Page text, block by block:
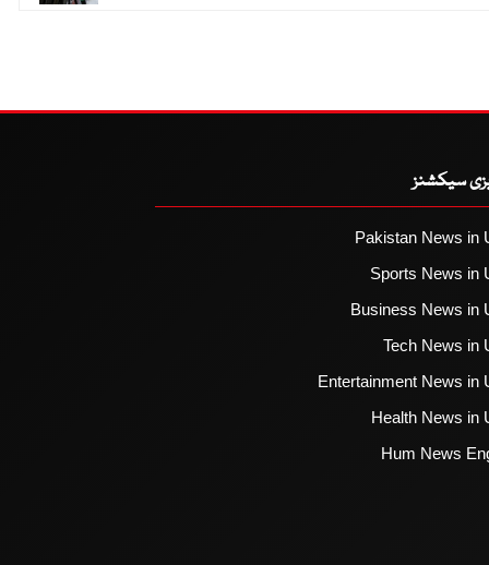
سیکشنز
Pakistan News in
Sports News in
Business News in
Tech News in
Entertainment News in
Health News in
Hum News